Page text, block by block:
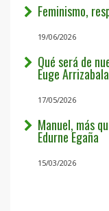
Feminismo,
19/06/2026
Qué será de
Euge
17/05/2026
Manuel, más
Edurne Egaña
15/03/2026